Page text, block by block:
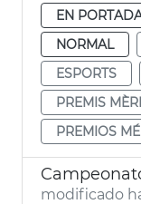
EN
NORMAL
ESPORTS
PREMIS
PREMIOS
modificado